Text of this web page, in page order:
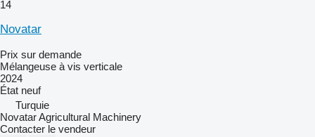
14
Novatar
Prix sur demande
Mélangeuse à vis verticale
2024
État neuf
Turquie
Novatar Agricultural Machinery
Contacter le vendeur